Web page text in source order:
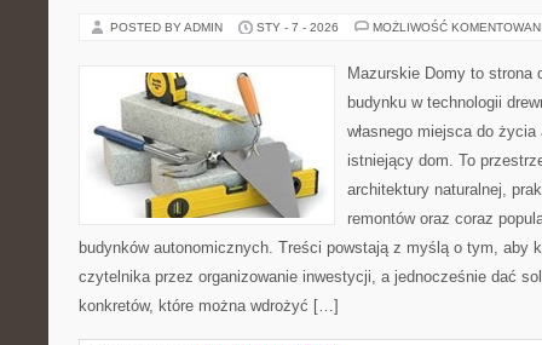
POSTED BY ADMIN STY - 7 - 2026 MOŻLIWOŚĆ
Mazurskie Domy to strona
budynku w technologii
własnego miejsca do
istniejący dom. To
architektury naturalnej,
remontów oraz coraz
budynków autonomicznych. Treści powstają z myślą o tym, aby
czytelnika przez organizowanie inwestycji, a jednocześnie dać
konkretów, które można wdrożyć […]